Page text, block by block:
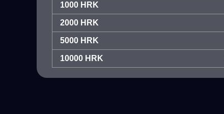
1000 HRK
2000 HRK
5000 HRK
10000 HRK